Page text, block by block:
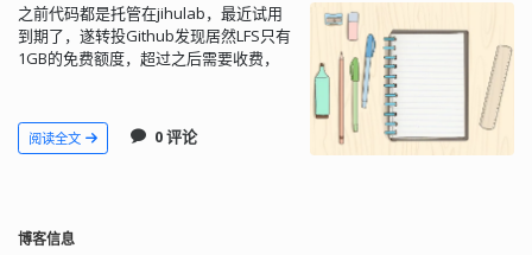
之前代码都是托管在jihulab，最近试用
到期了，遂转投Github发现居然LFS只有
1GB的免费额度，超过之后需要收费，
过gogs，这次准备尝试一下其衍生版
gitea 。
阅读全文 0 评论
博客信息